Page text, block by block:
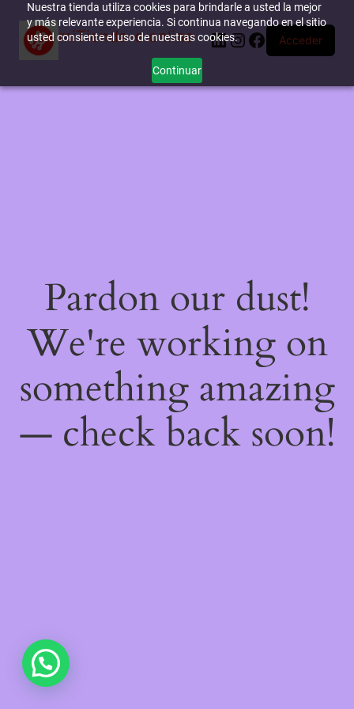
Nuestra tienda utiliza cookies para brindarle a usted la mejor
y más relevante experiencia. Si continua navegando en el sitio
usted consiente el uso de nuestras cookies.
Continuar
miTienda-e.online LinkedIn
Instagram
Facebook
Acceder
Pardon our dust!
We're working on
something amazing
— check back soon!